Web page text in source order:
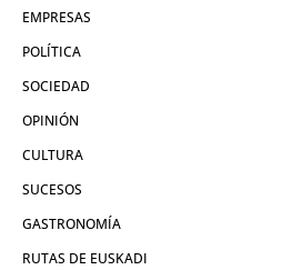
EMPRESAS
POLÍTICA
SOCIEDAD
OPINIÓN
CULTURA
SUCESOS
GASTRONOMÍA
RUTAS DE EUSKADI